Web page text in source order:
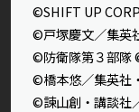
©SHIFT UP
©戸塚慶文／集英
©防衛隊第３部隊
©橋本悠／集英社
©諫山創・講談社